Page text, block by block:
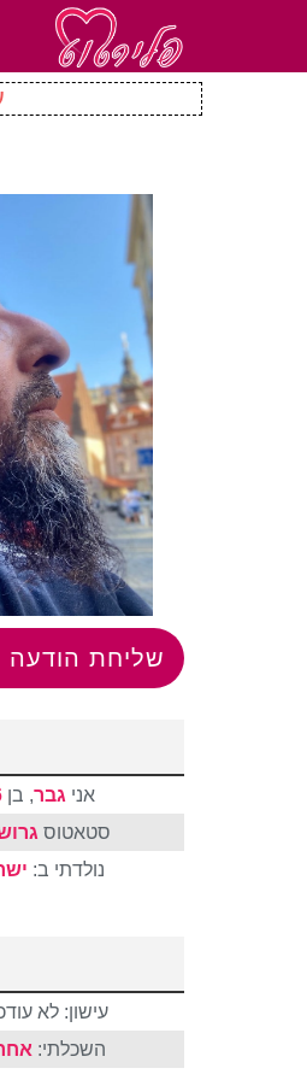
שליחת הודעה
אני גבר, בן
סטאטוס
נולדתי ב:
עישון: לא
השכלתי: